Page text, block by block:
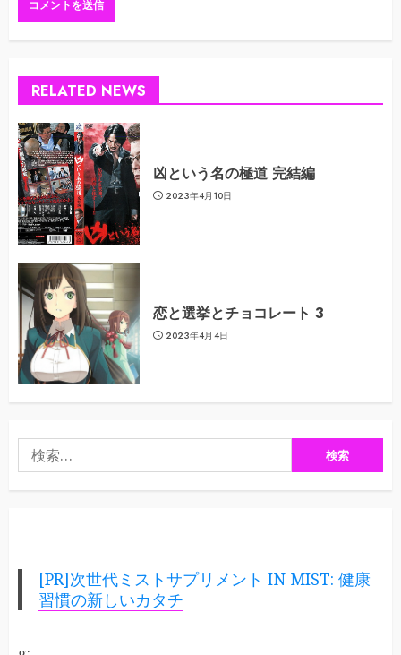
RELATED NEWS
凶という名の極道 完結編
2023年4月10日
恋と選挙とチョコレート 3
2023年4月4日
索:
[PR]次世代ミストサプリメント IN MIST: 健康
習慣の新しいカタチ